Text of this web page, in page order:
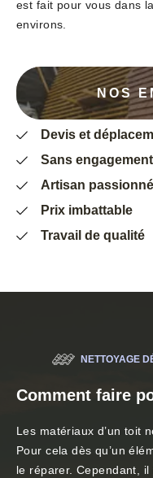
est fait pour vous dans
environs.
NOS
Devis et
Sans engagement
Artisan passionné
Prix imbattable
Travail de qualité
NETTOYAGE
Comment faire
Les matériaux d’un toit
Pour cela dès qu’un
le réparer. Cependant,